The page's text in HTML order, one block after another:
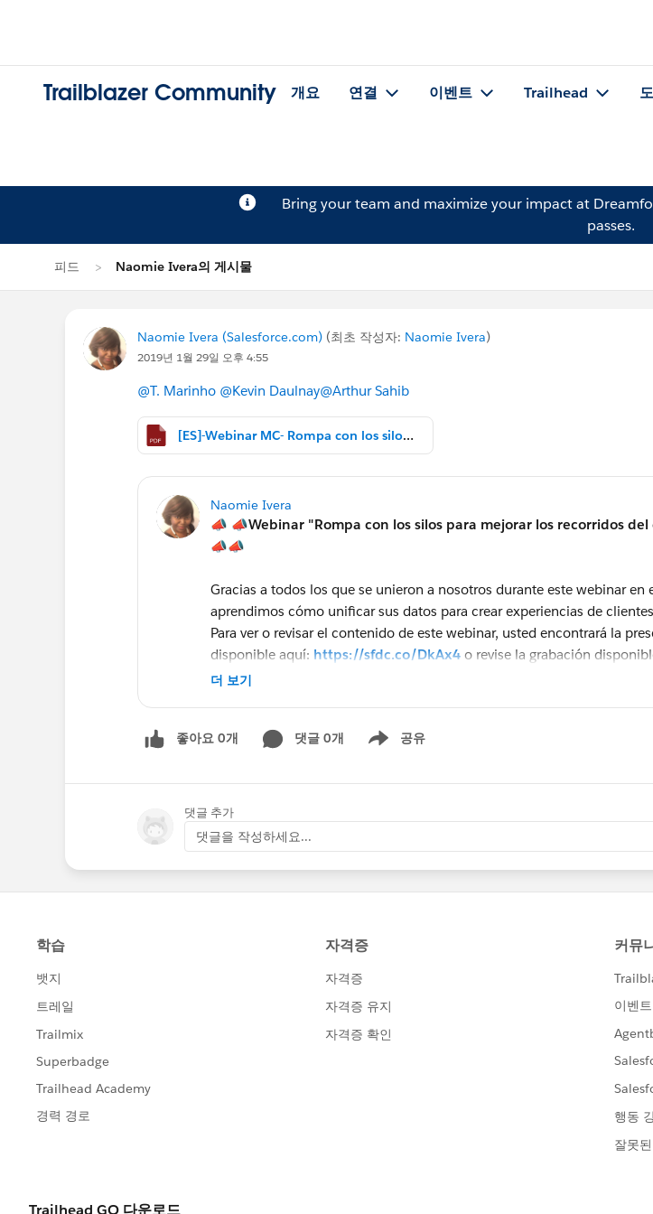
Trailblazer Community 개요 연결 이벤트 Trailhead
Bring your team and maximize your impact at
passes.
피드 Naomie Ivera의 게시물
Naomie Ivera (Salesforce.com) (최초 작성자: Naomie Ivera)
2019년 1월 29일 오후 4:55
@T. Marinho @Kevin Daulnay@Arthur Sahib
[ES]-Webinar MC- Rompa con los silos para mejorar los recorridos del cliente.pdf
Naomie Ivera
📣 📣Webinar "Rompa con los silos para mejorar los recorridos
📣📣
Gracias a todos los que se unieron a nosotros durante este webinar en
aprendimos cómo unificar sus datos para crear experiencias de
Para ver o revisar el contenido de este webinar, usted encontrará la
disponible aquí: https://sfdc.co/DkAx4 o revise la grabación
:https://sfdc.co/RkoA6
Continúe la serie Marketing Cloud Connnect en su portal:
connect/
http://bit.ly/2hQZPrJ
Para los clientes Premier, recomendamos los aceleradores
Primeros pasos: Inicio rápido: Marketing Cloud Connect
Cómo: Marketing Cloud: Usar Marketing Cloud Connect
Acceda a la lista completa de aceleradores:
https://sfdc.co/iVnm
Finalmente, posta todas sus preguntas sobre esta comunidad, estaremos
encantados de continuar la conversación aquí.
더 보기
좋아요 0개 댓글 0개 공유
Show menu
댓글 추가
댓글을 작성하세요...